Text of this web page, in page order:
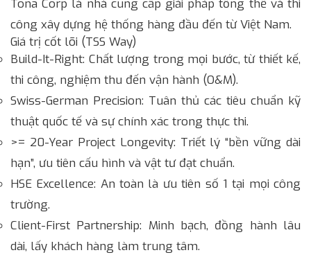
Tona Corp là nhà cung cấp giải pháp tổng thể và thi
công xây dựng hệ thống hàng đầu đến từ Việt Nam.
Giá trị cốt lõi (TSS Way)
Build-It-Right: Chất lượng trong mọi bước, từ thiết kế,
thi công, nghiệm thu đến vận hành (O&M).
Swiss-German Precision: Tuân thủ các tiêu chuẩn kỹ
thuật quốc tế và sự chính xác trong thực thi.
>= 20-Year Project Longevity: Triết lý “bền vững dài
hạn”, ưu tiên cấu hình và vật tư đạt chuẩn.
HSE Excellence: An toàn là ưu tiên số 1 tại mọi công
trường.
Client-First Partnership: Minh bạch, đồng hành lâu
dài, lấy khách hàng làm trung tâm.